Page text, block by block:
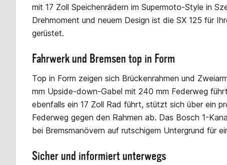
mit 17 Zoll Speichenrädern im Supermoto-Style in
Drehmoment und neuem Design ist die SX 125 für
gerüstet.
Fahrwerk und Bremsen top in Form
Top in Form zeigen sich Brückenrahmen und
mm Upside-down-Gabel mit 240 mm Federweg
ebenfalls ein 17 Zoll Rad führt, stützt sich über ein
Federweg gegen den Rahmen ab. Das Bosch 1-
bei Bremsmanövern auf rutschigem Untergrund für
Sicher und informiert unterwegs